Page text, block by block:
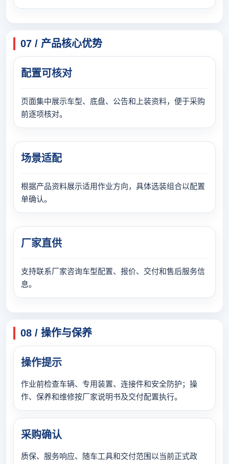
07 / 产品核心优势
配置可核对
页面集中展示车型、底盘、公告和上装资料，便于采购
前逐项核对。
场景适配
根据产品资料展示适用作业方向，具体选装组合以配置
单确认。
厂家直供
支持联系厂家咨询车型配置、报价、交付和售后服务信
息。
08 / 操作与保养
操作提示
作业前检查车辆、专用装置、连接件和安全防护；操
作、保养和维修按厂家说明书及交付配置执行。
采购确认
质保、服务响应、随车工具和交付范围以当前正式政